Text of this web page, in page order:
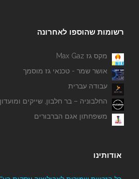
רשומות שהוספו לאחרונה
מקס גז Max Gaz
אושר שמר - טכנאי גז מוסמך
עבודה עברית
החלבוניה – בר חלבון, שייקים
משפחתון אגם הברבורים
אודותינו